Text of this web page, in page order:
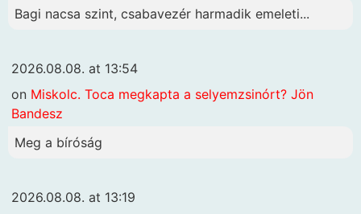
Bagi nacsa szint, csabavezér harmadik emeleti...
2026.08.08. at 13:54
on Miskolc. Toca megkapta a selyemzsinórt? Jön
Bandesz
Meg a bíróság
2026.08.08. at 13:19